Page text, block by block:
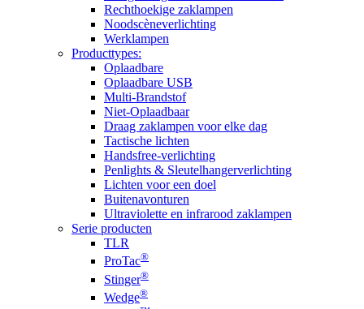
Rechthoekige zaklampen
Noodscèneverlichting
Werklampen
Producttypes:
Oplaadbare
Oplaadbare USB
Multi-Brandstof
Niet-Oplaadbaar
Draag zaklampen voor elke dag
Tactische lichten
Handsfree-verlichting
Penlights & Sleutelhangerverlichting
Lichten voor een doel
Buitenavonturen
Ultraviolette en infrarood zaklampen
Serie producten
TLR
ProTac®
Stinger®
Wedge®